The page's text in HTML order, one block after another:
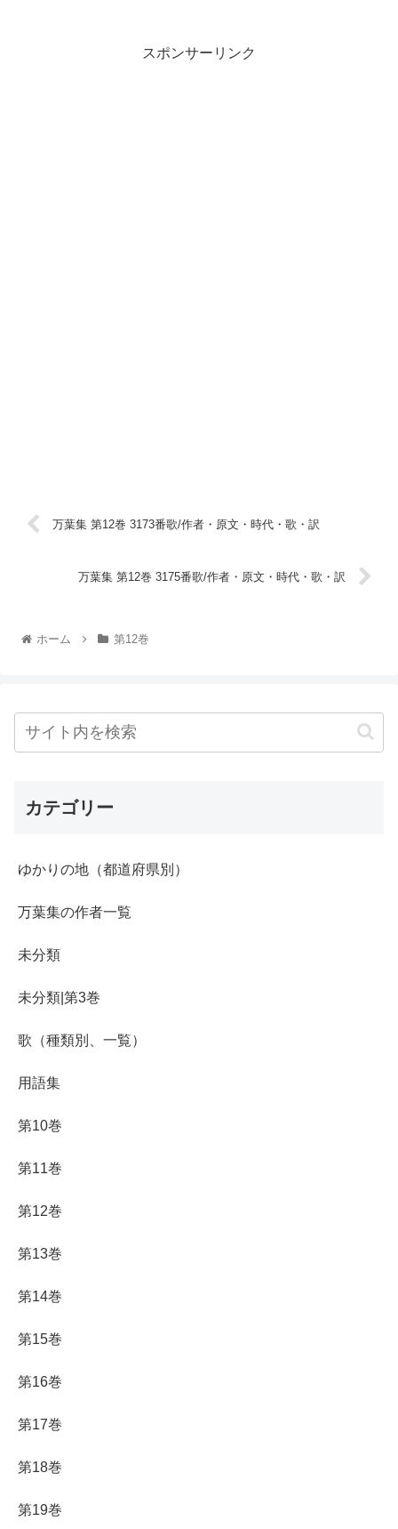
スポンサーリンク
万葉集 第12巻 3173番歌/作者・原文・時代・歌・訳
万葉集 第12巻 3175番歌/作者・原文・時代・歌・訳
ホーム 第12巻
カテゴリー
ゆかりの地（都道府県別）
万葉集の作者一覧
未分類
未分類|第3巻
歌（種類別、一覧）
用語集
第10巻
第11巻
第12巻
第13巻
第14巻
第15巻
第16巻
第17巻
第18巻
第19巻